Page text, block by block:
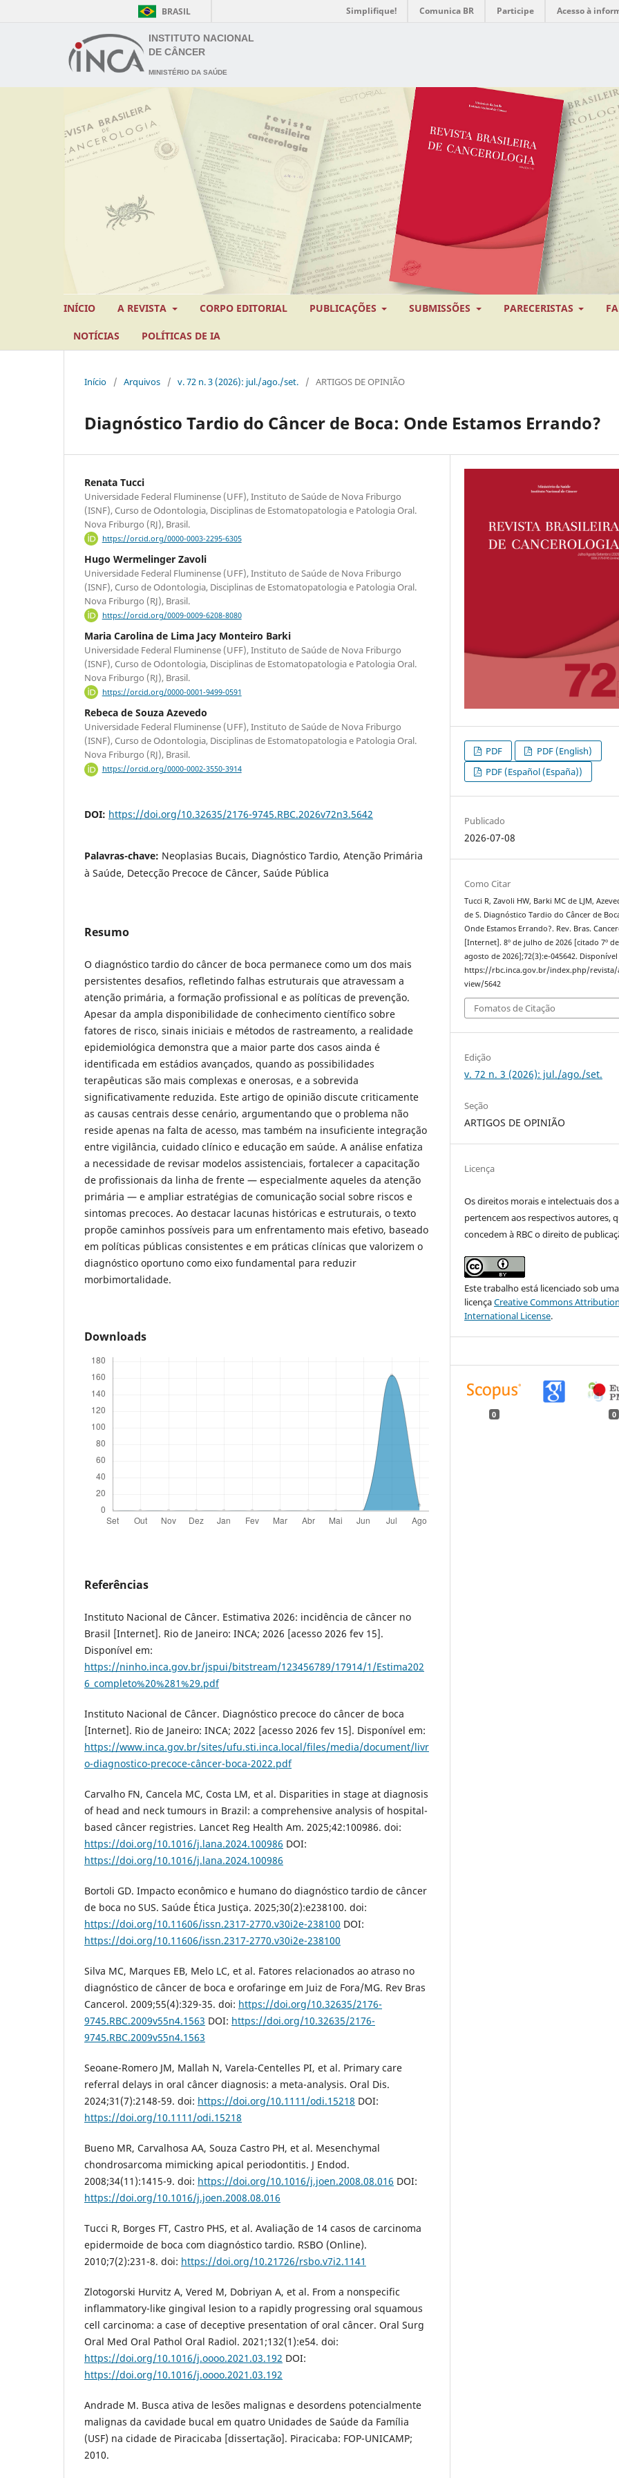
BRASIL Simplifique! Comunica BR Participe Acesso à
INSTITUTO NACIONAL
DE CÂNCER
MINISTÉRIO DA SAÚDE
INÍCIO A REVISTA CORPO EDITORIAL PUBLICAÇÕES SUBMISSÕES PARECERISTAS
NOTÍCIAS POLÍTICAS DE IA
Início / Arquivos / v. 72 n. 3 (2026): jul./ago./set. / ARTIGOS DE OPINIÃO
Diagnóstico Tardio do Câncer de Boca: Onde Estamos Errando?
Renata Tucci
Universidade Federal Fluminense (UFF), Instituto de Saúde de Nova Friburgo
(ISNF), Curso de Odontologia, Disciplinas de Estomatopatologia e Patologia Oral.
Nova Friburgo (RJ), Brasil.
https://orcid.org/0000-0003-2295-6305
Hugo Wermelinger Zavoli
Universidade Federal Fluminense (UFF), Instituto de Saúde de Nova Friburgo
(ISNF), Curso de Odontologia, Disciplinas de Estomatopatologia e Patologia Oral.
Nova Friburgo (RJ), Brasil.
https://orcid.org/0009-0009-6208-8080
Maria Carolina de Lima Jacy Monteiro Barki
Universidade Federal Fluminense (UFF), Instituto de Saúde de Nova Friburgo
(ISNF), Curso de Odontologia, Disciplinas de Estomatopatologia e Patologia Oral.
Nova Friburgo (RJ), Brasil.
https://orcid.org/0000-0001-9499-0591
Rebeca de Souza Azevedo
Universidade Federal Fluminense (UFF), Instituto de Saúde de Nova Friburgo
(ISNF), Curso de Odontologia, Disciplinas de Estomatopatologia e Patologia Oral.
Nova Friburgo (RJ), Brasil.
https://orcid.org/0000-0002-3550-3914
DOI: https://doi.org/10.32635/2176-9745.RBC.2026v72n3.5642
Palavras-chave: Neoplasias Bucais, Diagnóstico Tardio, Atenção Primária
à Saúde, Detecção Precoce de Câncer, Saúde Pública
Resumo
O diagnóstico tardio do câncer de boca permanece como um dos mais
persistentes desafios, refletindo falhas estruturais que atravessam a
atenção primária, a formação profissional e as políticas de prevenção.
Apesar da ampla disponibilidade de conhecimento científico sobre
fatores de risco, sinais iniciais e métodos de rastreamento, a realidade
epidemiológica demonstra que a maior parte dos casos ainda é
identificada em estádios avançados, quando as possibilidades
terapêuticas são mais complexas e onerosas, e a sobrevida
significativamente reduzida. Este artigo de opinião discute criticamente
as causas centrais desse cenário, argumentando que o problema não
reside apenas na falta de acesso, mas também na insuficiente integração
entre vigilância, cuidado clínico e educação em saúde. A análise enfatiza
a necessidade de revisar modelos assistenciais, fortalecer a capacitação
de profissionais da linha de frente — especialmente aqueles da atenção
primária — e ampliar estratégias de comunicação social sobre riscos e
sintomas precoces. Ao destacar lacunas históricas e estruturais, o texto
propõe caminhos possíveis para um enfrentamento mais efetivo, baseado
em políticas públicas consistentes e em práticas clínicas que valorizem o
diagnóstico oportuno como eixo fundamental para reduzir
morbimortalidade.
Downloads
Referências
Instituto Nacional de Câncer. Estimativa 2026: incidência de câncer no
Brasil [Internet]. Rio de Janeiro: INCA; 2026 [acesso 2026 fev 15].
Disponível em:
https://ninho.inca.gov.br/jspui/bitstream/123456789/17914/1/Estima202
6_completo%20%281%29.pdf
Instituto Nacional de Câncer. Diagnóstico precoce do câncer de boca
[Internet]. Rio de Janeiro: INCA; 2022 [acesso 2026 fev 15]. Disponível em:
https://www.inca.gov.br/sites/ufu.sti.inca.local/files/media/document/livr
o-diagnostico-precoce-câncer-boca-2022.pdf
Carvalho FN, Cancela MC, Costa LM, et al. Disparities in stage at diagnosis
of head and neck tumours in Brazil: a comprehensive analysis of hospital-
based câncer registries. Lancet Reg Health Am. 2025;42:100986. doi:
https://doi.org/10.1016/j.lana.2024.100986 DOI:
https://doi.org/10.1016/j.lana.2024.100986
Bortoli GD. Impacto econômico e humano do diagnóstico tardio de câncer
de boca no SUS. Saúde Ética Justiça. 2025;30(2):e238100. doi:
https://doi.org/10.11606/issn.2317-2770.v30i2e-238100 DOI:
https://doi.org/10.11606/issn.2317-2770.v30i2e-238100
Silva MC, Marques EB, Melo LC, et al. Fatores relacionados ao atraso no
diagnóstico de câncer de boca e orofaringe em Juiz de Fora/MG. Rev Bras
Cancerol. 2009;55(4):329-35. doi: https://doi.org/10.32635/2176-
9745.RBC.2009v55n4.1563 DOI: https://doi.org/10.32635/2176-
9745.RBC.2009v55n4.1563
Seoane-Romero JM, Mallah N, Varela-Centelles PI, et al. Primary care
referral delays in oral câncer diagnosis: a meta-analysis. Oral Dis.
2024;31(7):2148-59. doi: https://doi.org/10.1111/odi.15218 DOI:
https://doi.org/10.1111/odi.15218
Bueno MR, Carvalhosa AA, Souza Castro PH, et al. Mesenchymal
chondrosarcoma mimicking apical periodontitis. J Endod.
2008;34(11):1415-9. doi: https://doi.org/10.1016/j.joen.2008.08.016 DOI:
https://doi.org/10.1016/j.joen.2008.08.016
Tucci R, Borges FT, Castro PHS, et al. Avaliação de 14 casos de carcinoma
epidermoide de boca com diagnóstico tardio. RSBO (Online).
2010;7(2):231-8. doi: https://doi.org/10.21726/rsbo.v7i2.1141
Zlotogorski Hurvitz A, Vered M, Dobriyan A, et al. From a nonspecific
inflammatory-like gingival lesion to a rapidly progressing oral squamous
cell carcinoma: a case of deceptive presentation of oral câncer. Oral Surg
Oral Med Oral Pathol Oral Radiol. 2021;132(1):e54. doi:
https://doi.org/10.1016/j.oooo.2021.03.192 DOI:
https://doi.org/10.1016/j.oooo.2021.03.192
Andrade M. Busca ativa de lesões malignas e desordens potencialmente
malignas da cavidade bucal em quatro Unidades de Saúde da Família
(USF) na cidade de Piracicaba [dissertação]. Piracicaba: FOP-UNICAMP;
2010.
PDF
PDF (English)
PDF (Español (España))
Publicado
2026-07-08
Como Citar
Tucci R, Zavoli HW, Barki MC de LJM,
de S. Diagnóstico Tardio do Câncer de
Onde Estamos Errando?. Rev. Bras.
[Internet]. 8º de julho de 2026 [citado 7º de
agosto de 2026];72(3):e-045642.
https://rbc.inca.gov.br/index.php/
view/5642
Fomatos de Citação
Edição
v. 72 n. 3 (2026): jul./ago./set.
Seção
ARTIGOS DE OPINIÃO
Licença
Os direitos morais e intelectuais dos
pertencem aos respectivos autores,
concedem à RBC o direito de
Este trabalho está licenciado sob uma
licençaCreative Commons
International License.
0 0